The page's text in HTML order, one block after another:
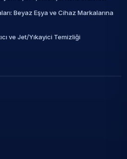
Beyaz Eşya ve Cihaz Markalarına
ve Jet/Yıkayici Temizliği